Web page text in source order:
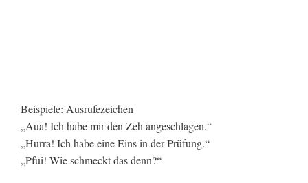
Beispiele: Ausrufezeichen
„Aua! Ich habe mir den Zeh angeschlagen.“
„Hurra! Ich habe eine Eins in der Prüfung.“
„Pfui! Wie schmeckt das denn?“